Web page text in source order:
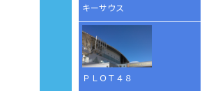
キーサウス
ＰＬＯＴ４８